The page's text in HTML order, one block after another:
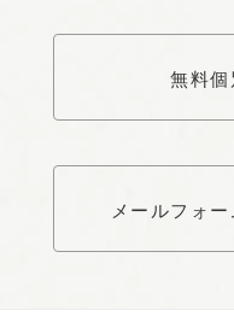
無料
メールフォ